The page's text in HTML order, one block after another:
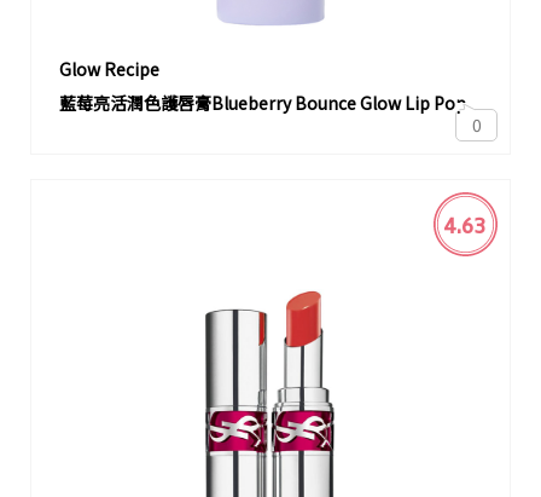
Glow Recipe
藍莓亮活潤色護唇膏Blueberry Bounce Glow Lip Pop
0
4.63